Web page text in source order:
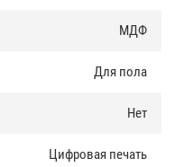
МДФ
Для пола
Нет
Цифровая печать